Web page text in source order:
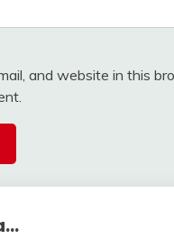
and website in this